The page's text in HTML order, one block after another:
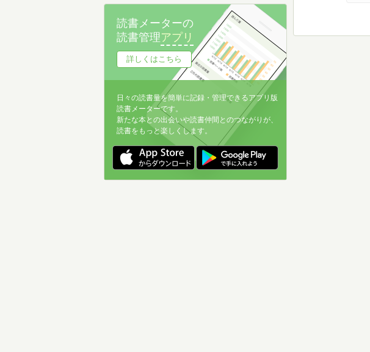
読書メーターの
読書管理アプリ
詳しくはこちら
日々の読書量を簡単に記録・管理できるアプリ版
読書メーターです。
新たな本との出会いや読書仲間とのつながりが、
読書をもっと楽しくします。